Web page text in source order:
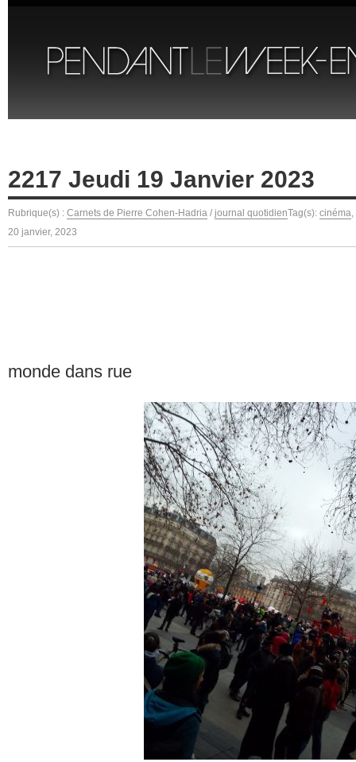
2217 Jeudi 19 Janvier 2023
Rubrique(s) : Carnets de Pierre Cohen-Hadria / journal quotidienTag(s): cinéma,
20 janvier, 2023
monde dans rue